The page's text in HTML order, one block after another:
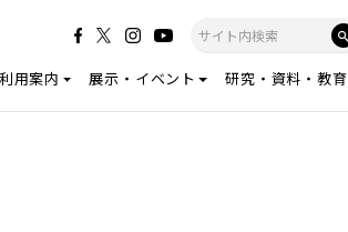
用案内 展示・イベント 研究・資料・教育